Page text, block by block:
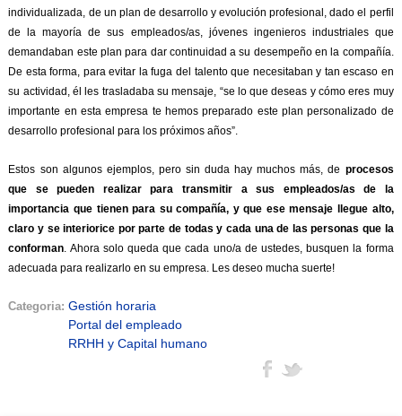
individualizada, de un plan de desarrollo y evolución profesional, dado el perfil
de la mayoría de sus empleados/as, jóvenes ingenieros industriales que
demandaban este plan para dar continuidad a su desempeño en la compañía.
De esta forma, para evitar la fuga del talento que necesitaban y tan escaso en
su actividad, él les trasladaba su mensaje, “se lo que deseas y cómo eres muy
importante en esta empresa te hemos preparado este plan personalizado de
desarrollo profesional para los próximos años”.
Estos son algunos ejemplos, pero sin duda hay muchos más, de procesos
que se pueden realizar para transmitir a sus empleados/as de la
importancia que tienen para su compañía, y que ese mensaje llegue alto,
claro y se interiorice por parte de todas y cada una de las personas que la
conforman . Ahora solo queda que cada uno/a de ustedes, busquen la forma
adecuada para realizarlo en su empresa. Les deseo mucha suerte!
Categoria:Gestión horaria
Portal del empleado
RRHH y Capital humano